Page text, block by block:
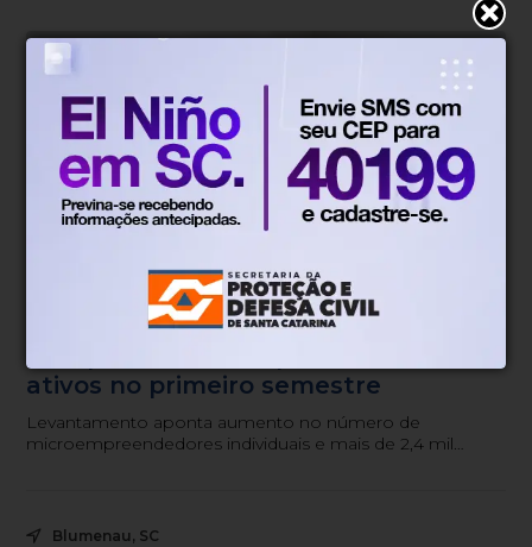
Há 2 dias
Número de MEIs cresce em Gaspar e
ativos no primeiro semestre
Levantamento aponta aumento no número de
microempreendedores individuais e mais de 2,4 mil
Blumenau, SC